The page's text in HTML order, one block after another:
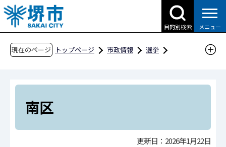
こ
の
ペ
目的別検索 メニュー
現在のページ トップページ 市政情報
選挙
投票区の区域および投票所一覧
南区
南区
更新日：2026年1月22日